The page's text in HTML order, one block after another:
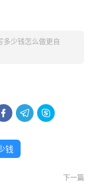
多少钱怎么做更自
  
钱
下一篇